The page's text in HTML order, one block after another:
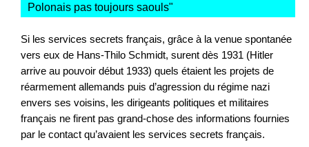
Polonais pas toujours saouls"
Si les services secrets français, grâce à la venue spontanée
vers eux de Hans-Thilo Schmidt, surent dès 1931 (Hitler
arrive au pouvoir début 1933) quels étaient les projets de
réarmement allemands puis d’agression du régime nazi
envers ses voisins, les dirigeants politiques et militaires
français ne firent pas grand-chose des informations fournies
par le contact qu’avaient les services secrets français.